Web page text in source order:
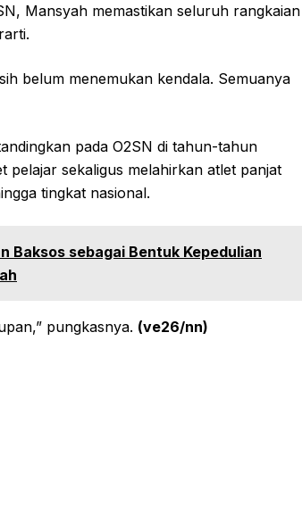
Mansyah memastikan seluruh rangkaian
belum menemukan kendala. Semuanya
pada O2SN di tahun-tahun
pelajar sekaligus melahirkan atlet panjat
tingkat nasional.
Baksos sebagai Bentuk Kepedulian
pungkasnya. (ve26/nn)